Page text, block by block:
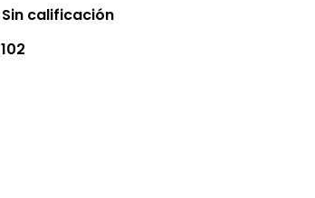
Sin calificación
102